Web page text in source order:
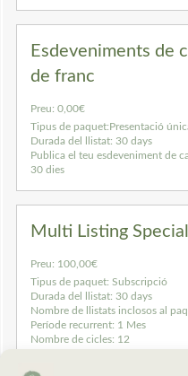
Esdeveniments de
de franc
Preu: 0,00€
Tipus de paquet:Presentació
Durada del llistat: 30 days
Publica el teu esdeveniment de
30 dies
Multi Listing Special
Preu: 100,00€
Tipus de paquet: Subscripció
Durada del llistat: 30 days
Nombre de llistats inclosos al
Període recurrent: 1 Mes
Nombre de cicles: 12